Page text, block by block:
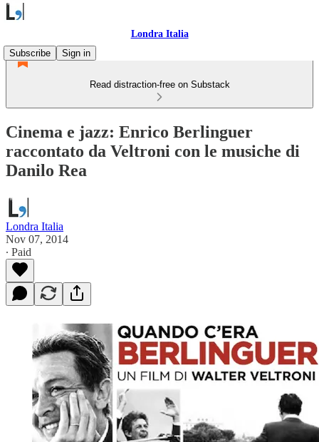
Londra Italia
Subscribe
Sign in
Read distraction-free on Substack
Cinema e jazz: Enrico Berlinguer
raccontato da Veltroni con le musiche di
Danilo Rea
Londra Italia
Nov 07, 2014
∙ Paid